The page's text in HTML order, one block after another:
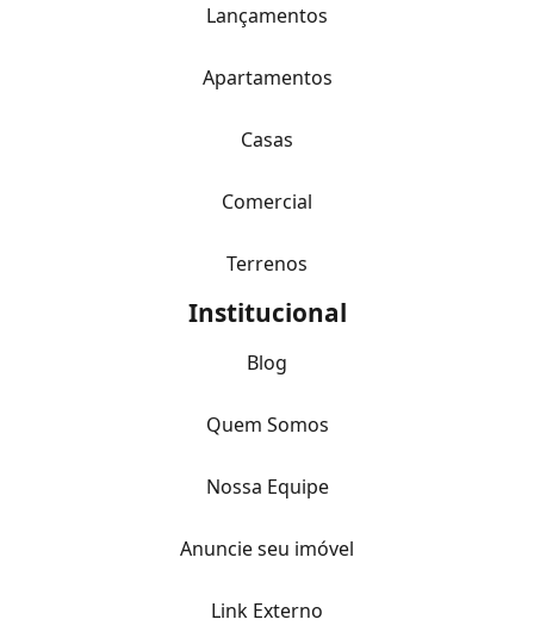
Lançamentos
Apartamentos
Casas
Comercial
Terrenos
Institucional
Blog
Quem Somos
Nossa Equipe
Anuncie seu imóvel
Link Externo